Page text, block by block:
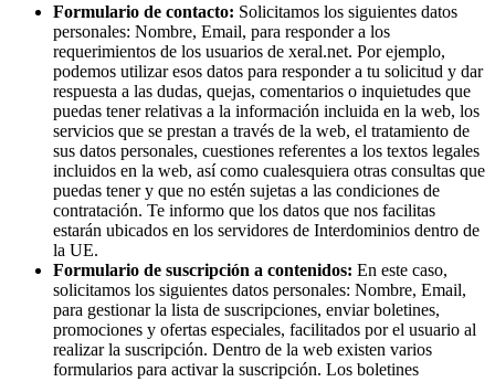
Formulario de contacto: Solicitamos los siguientes datos
personales: Nombre, Email, para responder a los
requerimientos de los usuarios de xeral.net. Por ejemplo,
podemos utilizar esos datos para responder a tu solicitud y dar
respuesta a las dudas, quejas, comentarios o inquietudes que
puedas tener relativas a la información incluida en la web, los
servicios que se prestan a través de la web, el tratamiento de
sus datos personales, cuestiones referentes a los textos legales
incluidos en la web, así como cualesquiera otras consultas que
puedas tener y que no estén sujetas a las condiciones de
contratación. Te informo que los datos que nos facilitas
estarán ubicados en los servidores de Interdominios dentro de
la UE.
Formulario de suscripción a contenidos: En este caso,
solicitamos los siguientes datos personales: Nombre, Email,
para gestionar la lista de suscripciones, enviar boletines,
promociones y ofertas especiales, facilitados por el usuario al
realizar la suscripción. Dentro de la web existen varios
formularios para activar la suscripción. Los boletines